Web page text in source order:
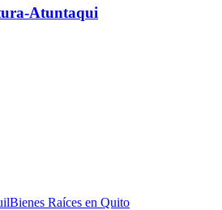
Atuntaqui
Bienes Raíces en Quito